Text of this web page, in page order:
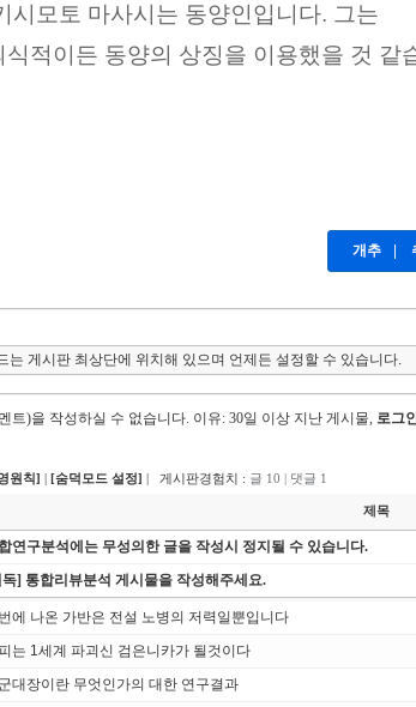
시모토 마사시는 동양인입니다. 그는
적이든 동양의 상징을 이용했을 것 같
개추
는 게시판 최상단에 위치해 있으며 언제든 설정할 수 있습니다.
트)을 작성하실 수 없습니다. 이유: 30일 이상 지난 게시물, 로그
원칙] | [숨덕모드 설정] | 게시판경험치 : 글 10 | 댓글 1
제목
연구분석에는 무성의한 글을 작성시 정지될 수 있습니다.
독] 통합리뷰분석 게시물을 작성해주세요.
에 나온 가반은 전설 노병의 저력일뿐입니다
는 1세계 파괴신 검은니카가 될것이다
대장이란 무엇인가의 대한 연구결과